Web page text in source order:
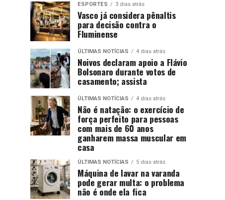
ESPORTES 3 dias atrás
Vasco já considera pênaltis
para decisão contra o
Fluminense
ÚLTIMAS NOTÍCIAS 4 dias atrás
Noivos declaram apoio a Flávio
Bolsonaro durante votos de
casamento; assista
ÚLTIMAS NOTÍCIAS 4 dias atrás
Não é natação: o exercício de
força perfeito para pessoas
com mais de 60 anos
ganharem massa muscular em
casa
ÚLTIMAS NOTÍCIAS 5 dias atrás
Máquina de lavar na varanda
pode gerar multa: o problema
não é onde ela fica